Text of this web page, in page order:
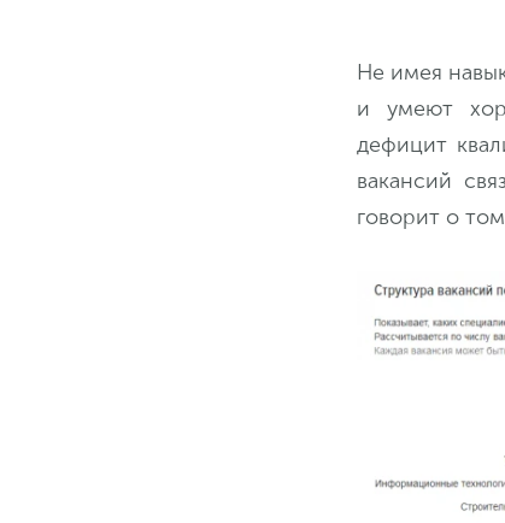
Не имея
и умеют
дефицит
вакансий
говорит о